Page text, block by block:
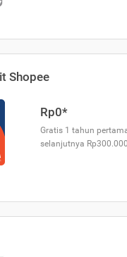
Shopee
Rp0*
Gratis 1 tahun
selanjutnya